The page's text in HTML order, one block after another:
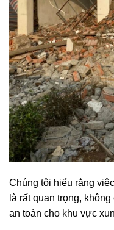
Chúng tôi hiểu rằng
là rất quan trọng,
an toàn cho khu vực